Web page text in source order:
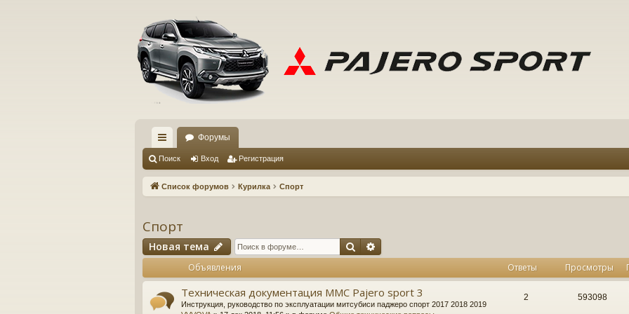
с
ы
Форумы
Поиск Вход Регистрация
Список форумов Курилка Спорт
Спорт
Новая тема Поиск
Объявления Ответы Просмотры
Техническая документация MMC Pajero sport 3
Инструкция, руководство по эксплуатации митсубиси паджеро спорт 2017 2018 2019
2 593098